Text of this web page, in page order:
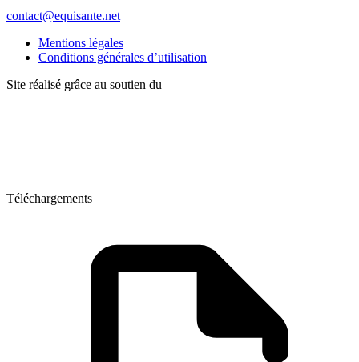
contact@equisante.net
Mentions légales
Conditions générales d’utilisation
Site réalisé grâce au soutien du
Téléchargements